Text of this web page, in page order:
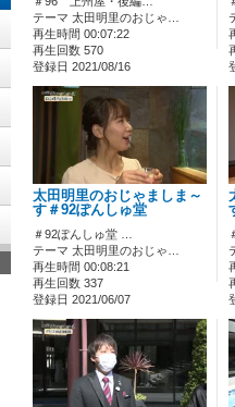
テーマ 太田明里のおじゃ…
再生時間 00:07:22
再生回数 570
登録日 2021/08/16
太田明里のおじゃましま～
す＃92ぽんしゅ堂
＃92ぽんしゅ堂 …
テーマ 太田明里のおじゃ…
再生時間 00:08:21
再生回数 337
登録日 2021/06/07